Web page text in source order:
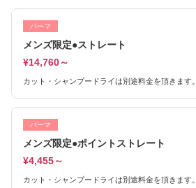
パーマ
メンズ限定●ストレート
¥14,760～
カット・シャンプードライは別途料金を頂きます。
パーマ
メンズ限定●ポイントストレート
¥4,455～
カット・シャンプードライは別途料金を頂きます。